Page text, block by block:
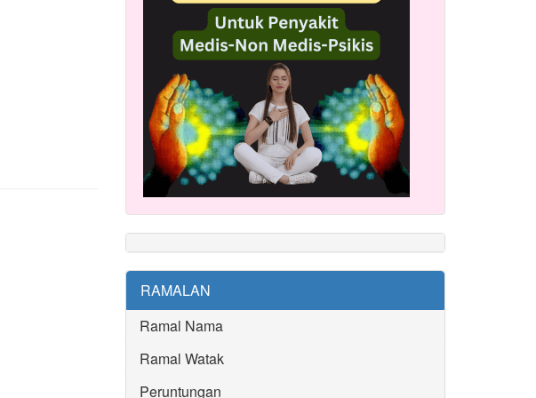
RAMALAN
Ramal Nama
Ramal Watak
Peruntungan